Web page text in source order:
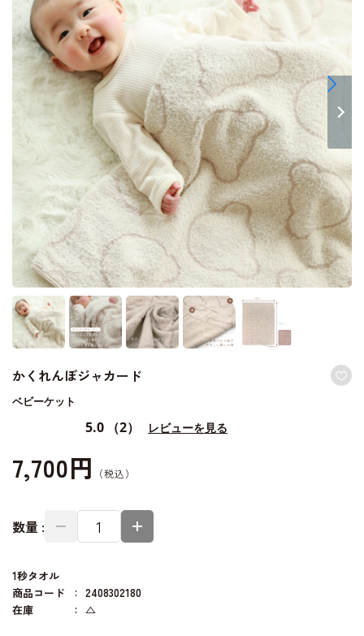
かくれんぼジャカード
ベビーケット
5.0 （2） レビューを見る
7,700円
数量 :
1秒タオル
商品コード
2408302180
在庫
△